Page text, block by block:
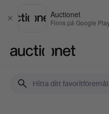
Stäng
Auctionet
Finns på Google